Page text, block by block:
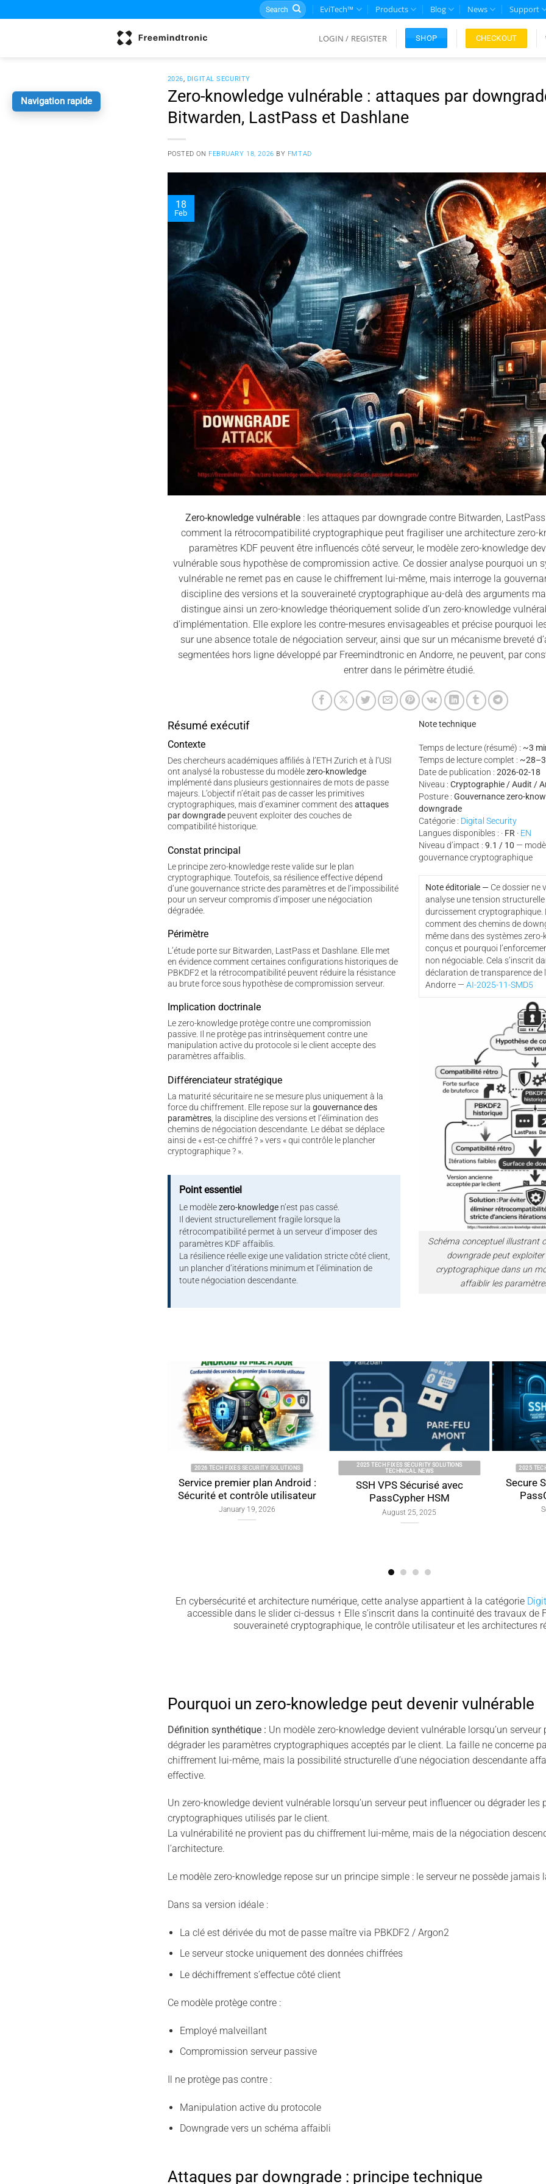
to
Search
for:
EviTech™ Products Blog News Support
LOGIN / REGISTER SHOP CHECKOUT
2026, DIGITAL SECURITY
Zero-knowledge vulnérable : attaques par
Bitwarden, LastPass et Dashlane
POSTED ON FEBRUARY 18, 2026 BY FMTAD
18
Feb
Zero-knowledge vulnérable: les attaques par downgrade contre Bitwarden,
comment la rétrocompatibilité cryptographique peut fragiliser une architecture zero-
paramètres KDF peuvent être influencés côté serveur, le modèle zero-knowledge
vulnérable sous hypothèse de compromission active. Ce dossier analyse pourquoi un
vulnérable ne remet pas en cause le chiffrement lui-même, mais interroge la
discipline des versions et la souveraineté cryptographique au-delà des arguments
distingue ainsi un zero-knowledge théoriquement solide d’un zero-knowledge
d’implémentation. Elle explore les contre-mesures envisageables et précise pourquoi
sur une absence totale de négociation serveur, ainsi que sur un mécanisme breveté
segmentées hors ligne développé par Freemindtronic en Andorre, ne peuvent, par
entrer dans le périmètre étudié.
Résumé exécutif
Contexte
Des chercheurs académiques affiliés à l’ETH Zurich et à l’USI
ont analysé la robustesse du modèlezero-knowledge
implémenté dans plusieurs gestionnaires de mots de passe
majeurs. L’objectif n’était pas de casser les primitives
cryptographiques, mais d’examiner comment desattaques
par downgradepeuvent exploiter des couches de
compatibilité historique.
Constat principal
Le principe zero-knowledge reste valide sur le plan
cryptographique. Toutefois, sa résilience effective dépend
d’une gouvernance stricte des paramètres et de l’impossibilité
pour un serveur compromis d’imposer une négociation
dégradée.
Périmètre
L’étude porte sur Bitwarden, LastPass et Dashlane. Elle met
en évidence comment certaines configurations historiques de
PBKDF2 et la rétrocompatibilité peuvent réduire la résistance
au brute force sous hypothèse de compromission serveur.
Implication doctrinale
Le zero-knowledge protège contre une compromission
passive. Il ne protège pas intrinsèquement contre une
manipulation active du protocole si le client accepte des
paramètres affaiblis.
Différenciateur stratégique
La maturité sécuritaire ne se mesure plus uniquement à la
force du chiffrement. Elle repose sur la gouvernance des
paramètres, la discipline des versions et l’élimination des
chemins de négociation descendante. Le débat se déplace
ainsi de « est-ce chiffré ? » vers « qui contrôle le plancher
cryptographique ? ».
Point essentiel
Le modèlezero-knowledgen’est pas cassé.
Il devient structurellement fragile lorsque la
rétrocompatibilité permet à un serveur d’imposer des
paramètres KDF affaiblis.
La résilience réelle exige une validation stricte côté client,
un plancher d’itérations minimum et l’élimination de
toute négociation descendante.
Note technique
Temps de lecture (résumé) : ~3
Temps de lecture complet :
Date de publication : 2026-02-18
Niveau : Cryptographie / Audit /
Posture : Gouvernance zero-
downgrade
Catégorie : Digital Security
Langues disponibles : · FR · EN
Niveau d’impact : 9.1 / 10 —
gouvernance cryptographique
Note éditoriale — Ce dossier ne
analyse une tension
durcissement cryptographique.
comment des chemins de
même dans des systèmes
conçus et pourquoi
non négociable. Cela s’inscrit
déclaration de transparence de
Andorre — AI-2025-11-SMD5
Schéma conceptuel illustrant
downgrade peut
cryptographique dans un
affaiblir les
2026 TECH FIXES SECURITY SOLUTIONS
Service premier plan Android :
Sécurité et contrôle utilisateur
January 19, 2026
2025 TECH FIXES SECURITY SOLUTIONS
TECHNICAL NEWS
SSH VPS Sécurisé avec
PassCypher HSM
August 25, 2025
2025 TECH FIXES
Secure SSH
En cybersécurité et architecture numérique, cette analyse appartient à la catégorie
accessible dans le slider ci-dessus ↑ Elle s’inscrit dans la continuité des travaux de
souveraineté cryptographique, le contrôle utilisateur et les architectures
Navigation rapide
Pourquoi un zero-knowledge peut devenir vulnérable
Définition synthétique : Un modèle zero-knowledge devient vulnérable lorsqu’un serveur
dégrader les paramètres cryptographiques acceptés par le client. La faille ne concerne
chiffrement lui-même, mais la possibilité structurelle d’une négociation descendante
effective.
Un zero-knowledge devient vulnérable lorsqu’un serveur peut influencer ou dégrader les
cryptographiques utilisés par le client.
La vulnérabilité ne provient pas du chiffrement lui-même, mais de la négociation
l’architecture.
Le modèle zero-knowledge repose sur un principe simple : le serveur ne possède jamais
Dans sa version idéale :
La clé est dérivée du mot de passe maître via PBKDF2 / Argon2
Le serveur stocke uniquement des données chiffrées
Le déchiffrement s’effectue côté client
Ce modèle protège contre :
Employé malveillant
Compromission serveur passive
Il ne protège pas contre :
Manipulation active du protocole
Downgrade vers un schéma affaibli
Attaques par downgrade : principe technique